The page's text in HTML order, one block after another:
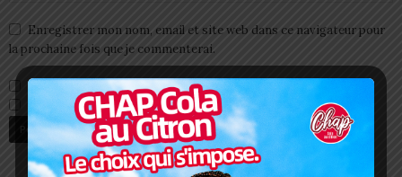
Enregistrer mon nom, email et site web dans ce navigateur pour
la prochaine fois que je commenterai.
Prévenez-moi de tous les nouveaux commentaires par e-mail.
Prévenez-moi de tous les nouveaux articles par e-mail.